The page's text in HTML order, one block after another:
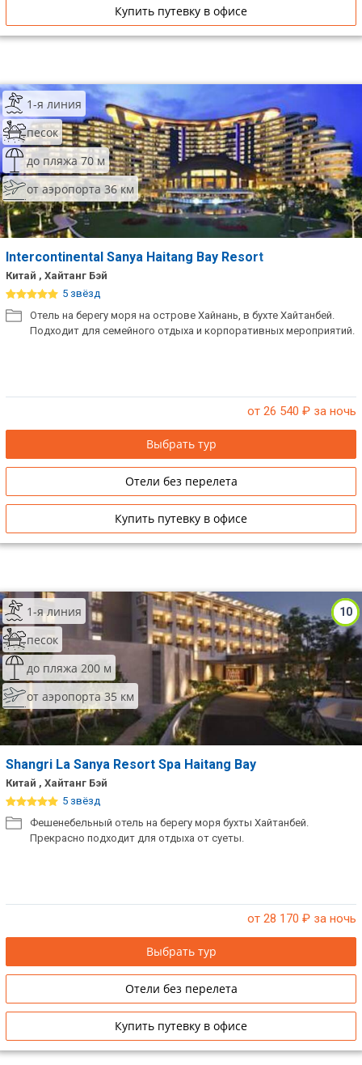
Купить путевку в офисе
1-я линия
песок
до пляжа 70 м
от аэропорта 36 км
Intercontinental Sanya Haitang Bay Resort
Китай , Хайтанг Бэй
5 звёзд
Отель на берегу моря на острове Хайнань, в бухте Хайтанбей.
Подходит для семейного отдыха и корпоративных мероприятий.
от 26 540 ₽ за ночь
Выбрать тур
Отели без перелета
Купить путевку в офисе
10
1-я линия
песок
до пляжа 200 м
от аэропорта 35 км
Shangri La Sanya Resort Spa Haitang Bay
Китай , Хайтанг Бэй
5 звёзд
Фешенебельный отель на берегу моря бухты Хайтанбей.
Прекрасно подходит для отдыха от суеты.
от 28 170 ₽ за ночь
Выбрать тур
Отели без перелета
Купить путевку в офисе